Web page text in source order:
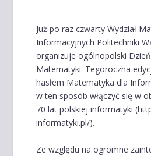
Już po raz czwarty Wydział
Informacyjnych Politechniki
organizuje ogólnopolski
Matematyki. Tegoroczna
hasłem Matematyka dla
w ten sposób włączyć się w
70 lat polskiej informatyki
informatyki.pl/).
Ze względu na ogromne